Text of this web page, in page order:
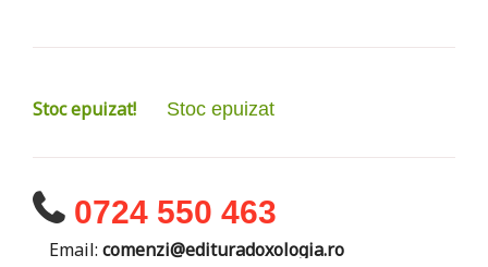
Stoc epuizat! Stoc epuizat
0724 550 463
Email: comenzi@edituradoxologia.ro